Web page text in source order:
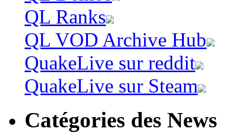
QL Ranks
QL VOD Archive Hub
QuakeLive sur reddit
QuakeLive sur Steam
Catégories des News